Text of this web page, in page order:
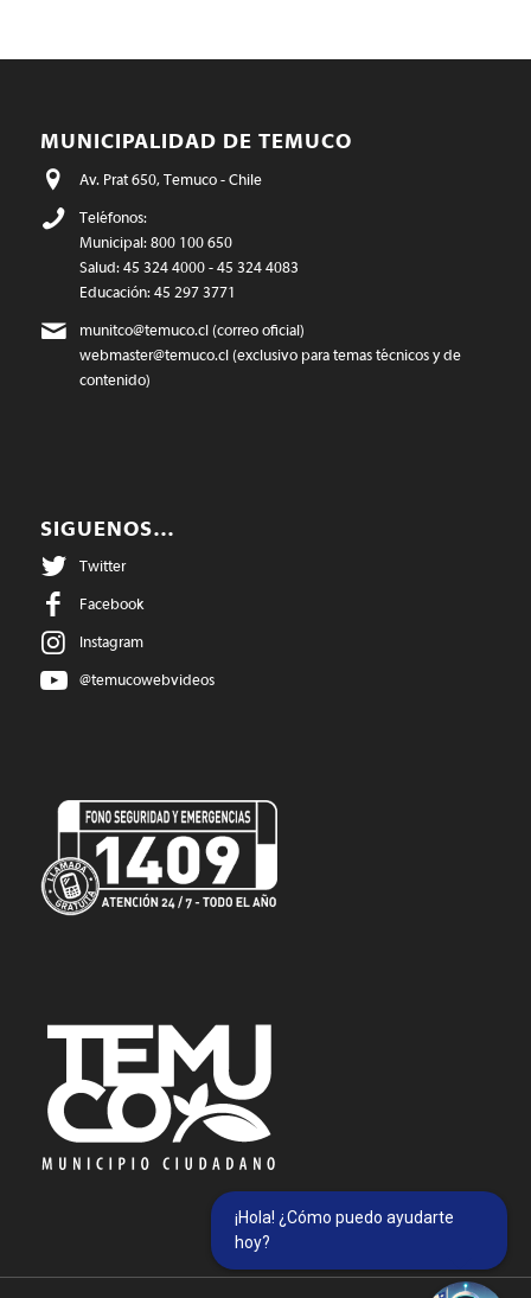
MUNICIPALIDAD DE TEMUCO
Av. Prat 650, Temuco - Chile
Teléfonos:
Municipal: 800 100 650
Salud: 45 324 4000 - 45 324 4083
Educación: 45 297 3771
munitco@temuco.cl(correo oficial)
webmaster@temuco.cl(exclusivo para temas técnicos y de
contenido)
SIGUENOS…
Twitter
Facebook
Instagram
@temucowebvideos
¡Hola! ¿Cómo puedo ayudarte
hoy?